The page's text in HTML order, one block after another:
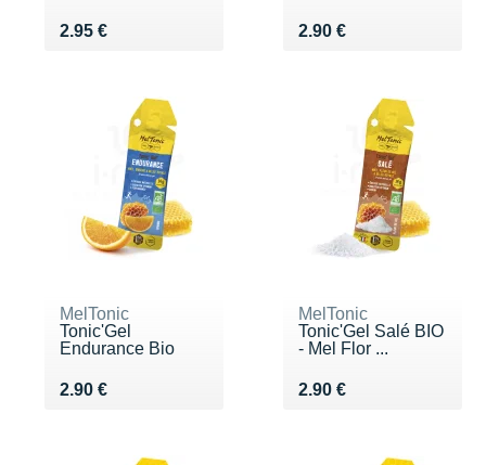
2.95 €
Vendu 2.95 € 2.90 €
Vendu 2.90 €
MelTonic
Tonic'Gel
Endurance Bio
2.90 €
Vendu 2.90 €
MelTonic
Tonic'Gel Salé BIO
- Mel Flor ...
2.90 €
Vendu 2.90 €